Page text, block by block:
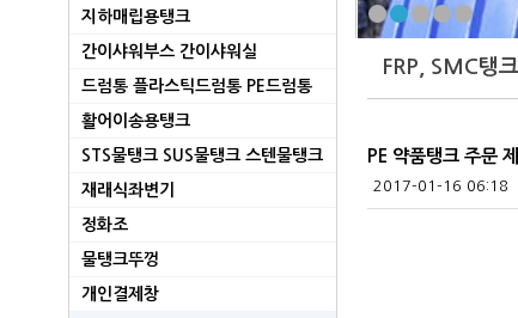
지하매립용탱크
간이샤워부스 간이샤워실
드럼통 플라스틱드럼통 PE드럼통
활어이송용탱크
STS물탱크 SUS물탱크 스텐물탱크
재래식좌변기
정화조
물탱크뚜껑
개인결제창
FRP, SMC탱
PE 약품탱크 주문
2017-01-16 06:18